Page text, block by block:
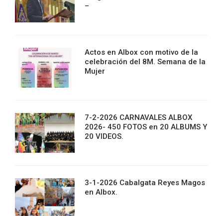
–
Actos en Albox con motivo de la
celebración del 8M. Semana de la
Mujer
7-2-2026 CARNAVALES ALBOX
2026- 450 FOTOS en 20 ALBUMS Y
20 VIDEOS.
3-1-2026 Cabalgata Reyes Magos
en Albox.